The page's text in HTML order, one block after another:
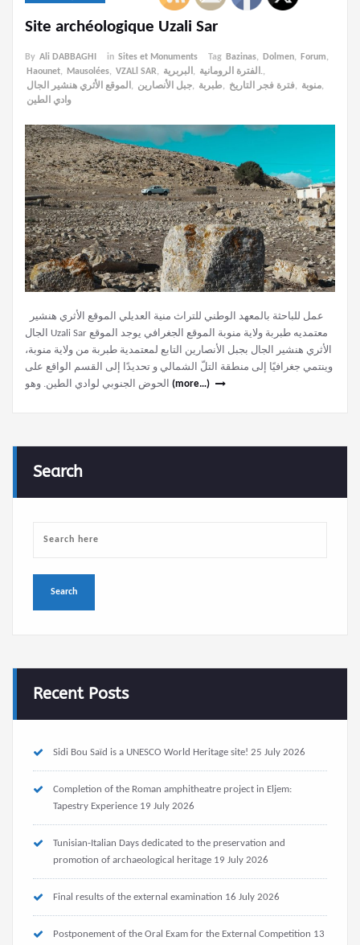
Site archéologique Uzali Sar
By Ali DABBAGHI in Sites et Monuments Tag Bazinas, Dolmen, Forum,
Haounet, Mausolées, VZALl SAR, البربرية , الفترة الرومانية.,
الموقع الأثري هنشير الجال , جبل الأنصارين, طبربة, فترة فجر التاريخ, منوبة,
وادي الطين
الجال Uzali Sar معتمديه طبربة ولاية منوبة الموقع الجغرافي يوجد الموقع
الأثري هنشير الجال بجبل الأنصارين التابع لمعتمدية طبربة من ولاية منوبة،
وينتمي جغرافيًا إلى منطقة التلّ الشمالي و تحديدًا إلى القسم الواقع على
(more…)
Search
Recent Posts
Sidi Bou Saïd is a UNESCO World Heritage site! 25 July 2026
Completion of the Roman amphitheatre project in Eljem:
Tapestry Experience 19 July 2026
Tunisian-Italian Days dedicated to the preservation and
promotion of archaeological heritage 19 July 2026
Final results of the external examination 16 July 2026
Postponement of the Oral Exam for the External Competition 13